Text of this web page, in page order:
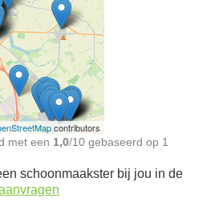
bij
contributors
met een 1,0/10 gebaseerd op 1
schoonmaakster bij jou in de